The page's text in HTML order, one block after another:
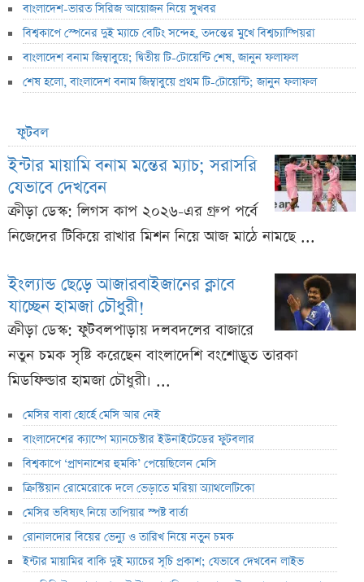
বাংলাদেশ-ভারত সিরিজ আয়োজন নিয়ে সুখবর
বিশ্বকাপে স্পেনের দুই ম্যাচে বেটিং সন্দেহ, তদন্তের মুখে বিশ্বচ্যাম্পিয়রা
বাংলাদেশ বনাম জিম্বাবুয়ে; দ্বিতীয় টি-টোয়েন্টি শেষ, জানুন ফলাফল
শেষ হলো, বাংলাদেশ বনাম জিম্বাবুয়ে প্রথম টি-টোয়েন্টি; জানুন ফলাফল
ফুটবল
ইন্টার মায়ামি বনাম মন্তের ম্যাচ; সরাসরি
যেভাবে দেখবেন
ক্রীড়া ডেস্ক: লিগস কাপ ২০২৬-এর গ্রুপ পর্বে
নিজেদের টিকিয়ে রাখার মিশন নিয়ে আজ মাঠে নামছে ...
ইংল্যান্ড ছেড়ে আজারবাইজানের ক্লাবে
যাচ্ছেন হামজা চৌধুরী!
ক্রীড়া ডেস্ক: ফুটবলপাড়ায় দলবদলের বাজারে
নতুন চমক সৃষ্টি করেছেন বাংলাদেশি বংশোদ্ভূত তারকা
মিডফিল্ডার হামজা চৌধুরী। ...
মেসির বাবা হোর্হে মেসি আর নেই
বাংলাদেশের ক্যাম্পে ম্যানচেস্টার ইউনাইটেডের ফুটবলার
বিশ্বকাপে ‘প্রাণনাশের হুমকি’ পেয়েছিলেন মেসি
ক্রিস্টিয়ান রোমেরোকে দলে ভেড়াতে মরিয়া অ্যাথলেটিকো
মেসির ভবিষ্যৎ নিয়ে তাপিয়ার স্পষ্ট বার্তা
রোনালদোর বিয়ের ভেন্যু ও তারিখ নিয়ে নতুন চমক
ইন্টার মায়ামির বাকি দুই ম্যাচের সূচি প্রকাশ; যেভাবে দেখবেন লাইভ